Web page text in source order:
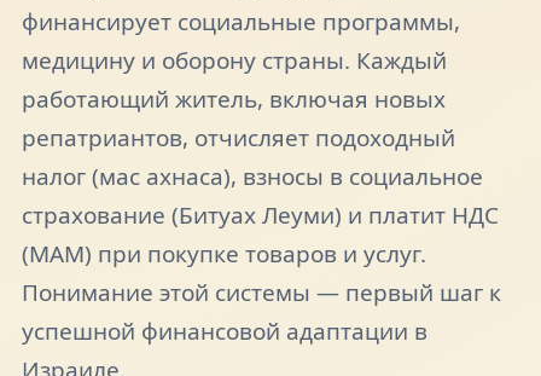
FAQ
О нас
Контакты
Присоединяйтесь к нам
финансирует социальные программы,
медицину и оборону страны. Каждый
работающий житель, включая новых
репатриантов, отчисляет подоходный
налог (мас ахнаса), взносы в социальное
страхование (Битуах Леуми) и платит НДС
(МАМ) при покупке товаров и услуг.
Понимание этой системы — первый шаг к
успешной финансовой адаптации в